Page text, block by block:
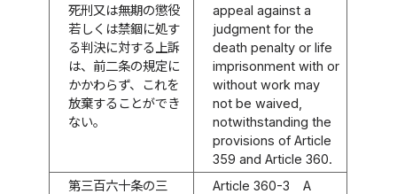
死刑又は無期の懲役
若しくは禁錮に処す
る判決に対する上訴
は、前二条の規定に
かかわらず、これを
放棄することができ
ない。
appeal against a
judgment for the
death penalty or life
imprisonment with or
without work may
not be waived,
notwithstanding the
provisions of Article
359 and Article 360.
第三百六十条の三
Article 360-3
A